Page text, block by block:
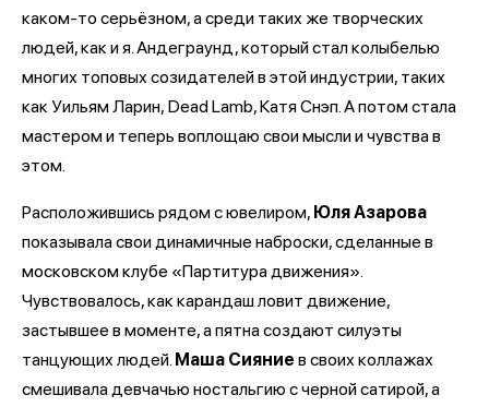
каком-то серьёзном, а среди таких же творческих
людей, как и я. Андеграунд, который стал колыбелью
многих топовых созидателей в этой индустрии, таких
как Уильям Ларин, Dead Lamb, Катя Снэп. А потом стала
мастером и теперь воплощаю свои мысли и чувства в
этом.
Расположившись рядом с ювелиром, Юля Азарова
показывала свои динамичные наброски, сделанные в
московском клубе «Партитура движения».
Чувствовалось, как карандаш ловит движение,
застывшее в моменте, а пятна создают силуэты
танцующих людей. Маша Сияние в своих коллажах
смешивала девчачью ностальгию с черной сатирой, а